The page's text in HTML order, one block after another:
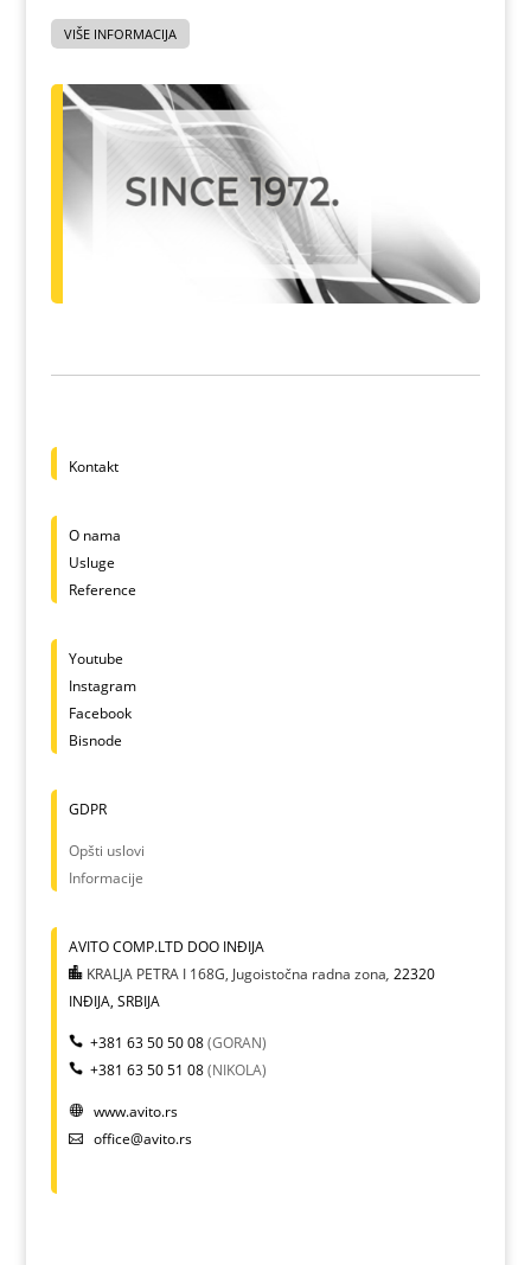
VIŠE INFORMACIJA
Kontakt
O nama
Usluge
Reference
Youtube
Instagram
Facebook
Bisnode
GDPR
Opšti uslovi
Informacije
AVITO COMP.LTD DOO INĐIJA
KRALJA PETRA I 168G, Jugoistočna radna zona, 22320
INĐIJA, SRBIJA
+381 63 50 50 08(GORAN)
+381 63 50 51 08(NIKOLA)
www.avito.rs
office@avito.rs